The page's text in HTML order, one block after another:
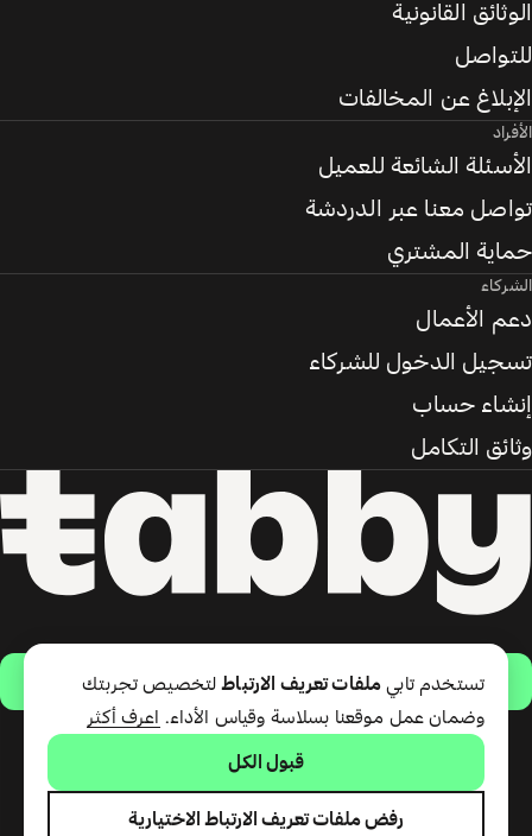
حمّل التطبيق
تقدّم شركة تابي ذ.م.م خدمة الدفع
ذ.م.م المرخصة من مصرف الإمارات
الوثائق القانونية
للتواصل
الإبلاغ عن المخالفات
الأفراد
الأسئلة الشائعة للعميل
تواصل معنا عبر الدردشة
حماية المشتري
الشركاء
دعم الأعمال
تسجيل الدخول للشركاء
إنشاء حساب
وثائق التكامل
تستخدم تابي ملفات تعريف الارتباطلتخصيص تجربتك
وضمان عمل موقعنا بسلاسة وقياس الأداء.
اعرف أكثر
قبول الكل
رفض ملفات تعريف الارتباط الاختيارية